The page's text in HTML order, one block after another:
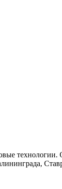
технологии.